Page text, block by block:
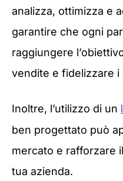
analizza, ottimizza e
garantire che ogni
raggiungere
vendite e fidelizzare i
Inoltre, l’utilizzo di un
ben progettato può
mercato e rafforzare
tua azienda.